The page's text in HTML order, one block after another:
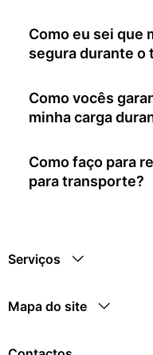
Como eu sei que
segura durante o
Como vocês
minha carga
Como faço para
para transporte?
Serviços
Mapa do site